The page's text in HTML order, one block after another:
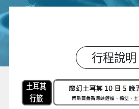
行程說明